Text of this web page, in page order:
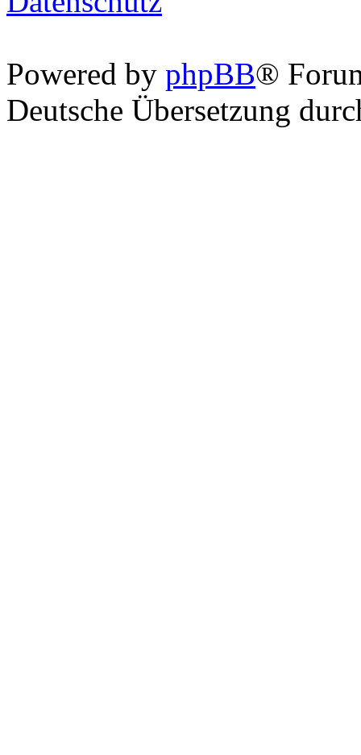
Powered by phpBB®
Deutsche Übersetzung